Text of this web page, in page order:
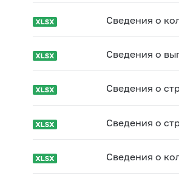
Сведения о
Сведения о
Сведения о
Сведения о
Сведения о